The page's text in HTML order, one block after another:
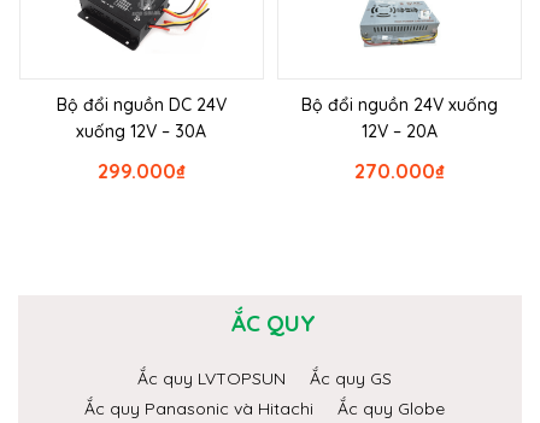
Bộ đổi nguồn DC 24V
xuống 12V – 30A
₫
299.000
Bộ đổi nguồn 24V xuống
12V – 20A
₫
270.000
ẮC QUY
Ắc quy LVTOPSUN
Ắc quy GS
Ắc quy Panasonic và Hitachi
Ắc quy Globe